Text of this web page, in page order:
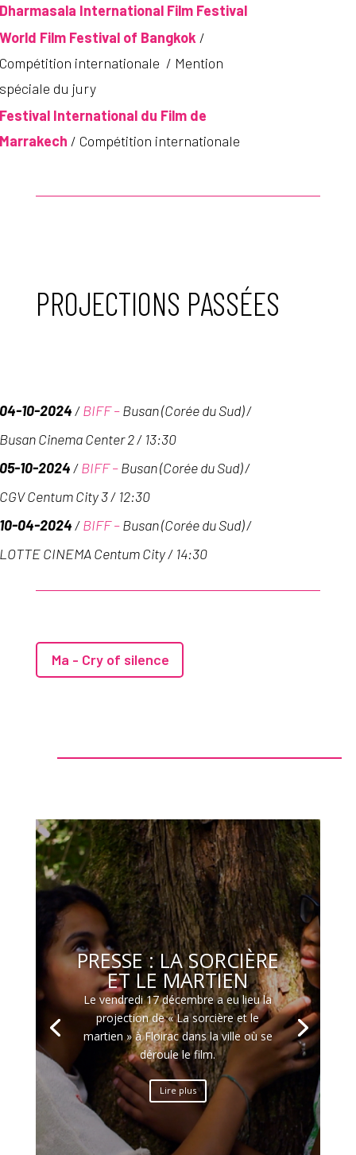
International Film Festival
Film Festival of Bangkok /
internationale / Mention
du jury
International du Film de
/ Compétition internationale
PROJECTIONS PASSÉES
10-2024/BIFF –Busan (Corée du Sud) /
Cinema Center 2/ 13:30
10-2024/BIFF –Busan (Corée du Sud) /
Centum City 3 / 12:30
04-2024/BIFF –Busan (Corée du Sud) /
CINEMA Centum City / 14:30
Ma - Cry of silence
PRESSE : LA SORCIÈRE
ET LE MARTIEN
Le vendredi 17 décembre a eu lieu la
projection de « La sorcière et le
martien » à Floirac dans la ville où se
déroule le film.
Lire plus